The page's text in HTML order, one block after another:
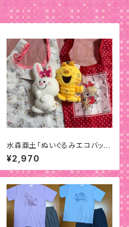
水森亜土「ぬいぐるみエコバッ
グ」
¥2,970